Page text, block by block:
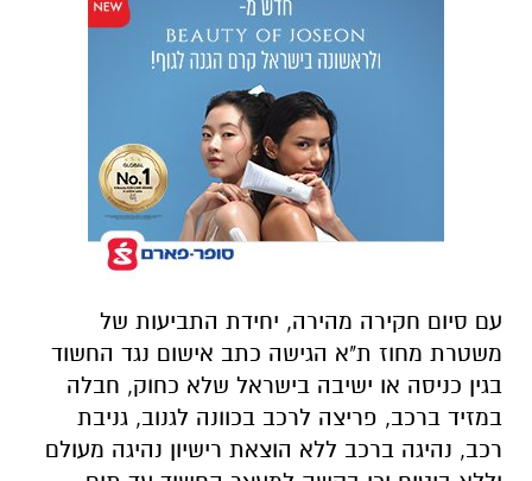
עם סיום חקירה מהירה, יחידת התביעות של
משטרת מחוז ת"א הגישה כתב אישום נגד החשוד
בגין כניסה או ישיבה בישראל שלא כחוק, חבלה
במזיד ברכב, פריצה לרכב בכוונה לגנוב, גניבת
רכב, נהיגה ברכב ללא הוצאת רישיון נהיגה מעולם